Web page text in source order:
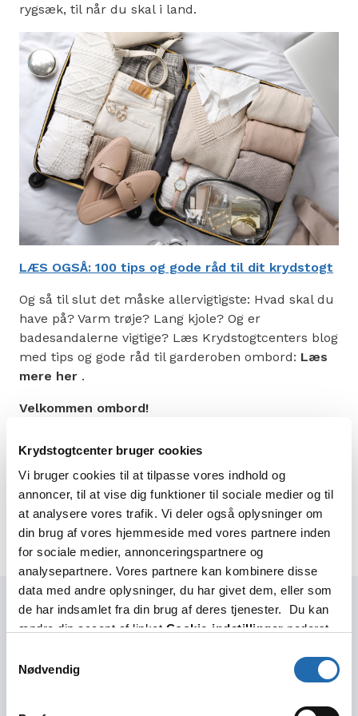
Krydstogtcenter bruger cookies
Vi bruger cookies til at tilpasse vores indhold og
annoncer, til at vise dig funktioner til sociale medier og til
at analysere vores trafik. Vi deler også oplysninger om
din brug af vores hjemmeside med vores partnere inden
for sociale medier, annonceringspartnere og
analysepartnere. Vores partnere kan kombinere disse
data med andre oplysninger, du har givet dem, eller som
de har indsamlet fra din brug af deres tjenester. Du kan
ændre din accept af linket Cookie-indstillinger nederst
Nødvendig
rygsæk, til når du skal i land.
LÆS OGSÅ: 100 tips og gode råd til dit krydstogt
Og så til slut det måske allervigtigste: Hvad skal du
have på? Varm trøje? Lang kjole? Og er
badesandalerne vigtige? Læs Krydstogtcenters blog
med tips og gode råd til garderoben ombord: Læs
mere her .
Velkommen ombord!
Dele denne artikel:
På Facebook
På TwitterPå LinkedIn
Forrige artikel